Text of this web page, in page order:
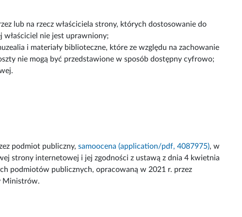
lub na rzecz właściciela strony, których dostosowanie do
nie jest uprawniony;
i materiały biblioteczne, które ze względu na zachowanie
nie mogą być przedstawione w sposób dostępny cyfrowo;
podmiot publiczny, samoocena (application/pdf, 4087975), w
strony internetowej i jej zgodności z ustawą z dnia 4 kwietnia
podmiotów publicznych, opracowaną w 2021 r. przez
Ministrów.